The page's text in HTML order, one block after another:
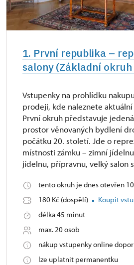
1. První republika –
salony (Základní okruh
Vstupenky na prohlídku
prodeji, kde naleznete
První okruh představuje
prostor věnovaných bydlení
počátku 20. století. Jde o
místnosti zámku – zimní
jídelnu, přípravnu, velký salon
tento okruh je dnes otevřen
180 Kč (dospělí)
Koupit
délka 45 minut
max. 20 osob
nákup vstupenky online
lze uplatnit permanentku